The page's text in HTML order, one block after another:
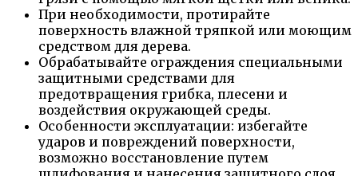
При необходимости, протирайте
поверхность влажной тряпкой или моющим
средством для дерева.
Обрабатывайте ограждения специальными
защитными средствами для
предотвращения грибка, плесени и
воздействия окружающей среды.
Особенности эксплуатации: избегайте
ударов и повреждений поверхности,
возможно восстановление путем